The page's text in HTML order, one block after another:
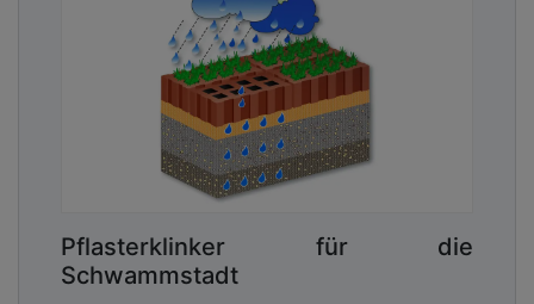
Pflasterklinker für die
Schwammstadt